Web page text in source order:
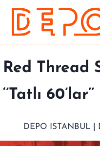
Skip
content
Red Thread
‘’Tatlı 60’lar’’
DEPO ISTANBUL |